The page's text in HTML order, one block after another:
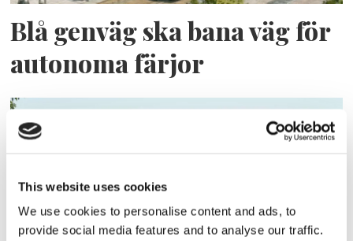
This website uses cookies
We use cookies to personalise content and ads, to
provide social media features and to analyse our traffic.
Blå genväg ska bana väg för
autonoma färjor